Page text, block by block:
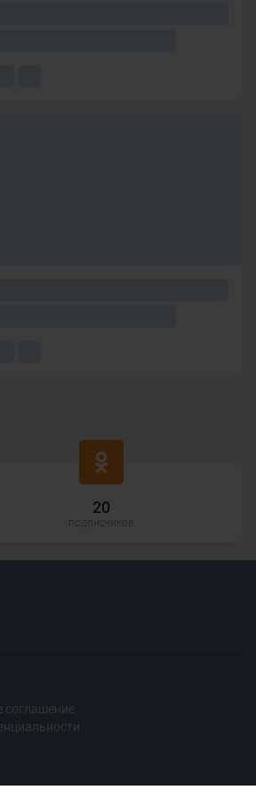
20
соглашение